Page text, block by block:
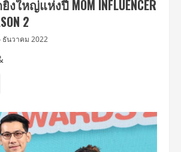
ใหญ่แห่งปี MOM INFLUENCER
2
ธันวาคม 2022
ะกาศ